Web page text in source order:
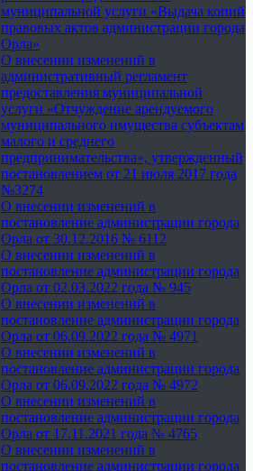
муниципальной услуги «Выдача копий
правовых актов администрации города
Орла»
О внесении изменений в
административный регламент
предоставления муниципальной
услуги «Отчуждение арендуемого
муниципального имущества субъектам
малого и среднего
предпринимательства», утвержденный
постановлением от 21 июля 2017 года
№3274
О внесении изменений в
постановление администрации города
Орла от 30.12.2016 № 6112
О внесении изменений в
постановление администрации города
Орла от 02.03.2022 года № 945
О внесении изменений в
постановление администрации города
Орла от 06.09.2022 года № 4971
О внесении изменений в
постановление администрации города
Орла от 06.09.2022 года № 4972
О внесении изменений в
постановление администрации города
Орла от 17.11.2021 года № 4765
О внесении изменений в
постановление администрации города